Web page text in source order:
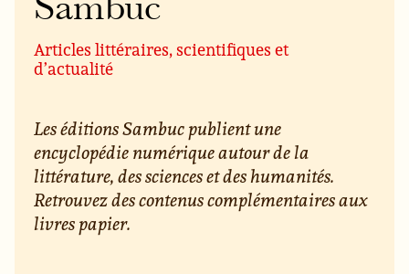
Sambuc
Articles littéraires, scientifiques et
d’actualité
Les éditions Sambuc publient une
encyclopédie numérique autour de la
littérature, des sciences et des humanités.
Retrouvez des contenus complémentaires aux
livres papier.